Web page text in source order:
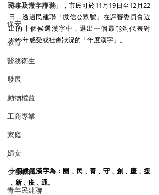
民政及青年事務
保安
教育
醫務衛生
發展
動物權益
工商專業
家庭
婦女
少數族裔
青年民建聯
港年度漢字評選」，市民可於11月19日至12月22
日，透過民建聯「微信公眾號」在評審委員會選
出的十個候選漢字中，選出一個最能夠代表對
2022年感受或社會狀況的「年度漢字」。
十個候選漢字為：團﹑民﹑青﹑守﹑創﹑慶﹑援
﹑新﹑疫﹑通。